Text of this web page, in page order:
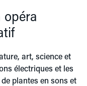
opéra
art, science et
électriques et les
plantes en sons et